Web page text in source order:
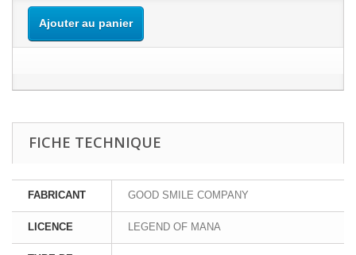
Ajouter au panier
FICHE TECHNIQUE
FABRICANT GOOD SMILE COMPANY
LICENCE LEGEND OF MANA